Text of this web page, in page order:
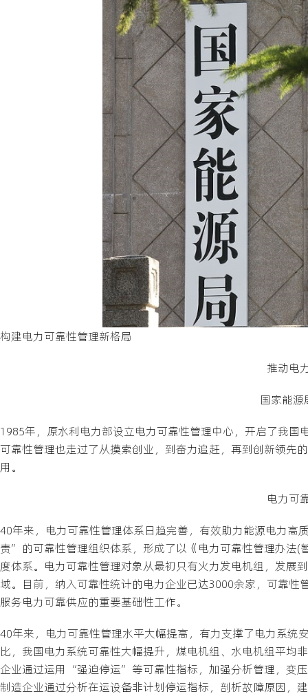
构建电力可靠性管理新格局
推动电
国家能
1985年，原水利电力部设立电力可靠性管理中心，开启了我
可靠性管理也走过了从摸索创业，到奋力追赶，再到创新领先
用。
电力可
40年来，电力可靠性管理体系日趋完善，有效助力能源电力
责”的可靠性管理组织体系，形成了以《电力可靠性管理办法(
度体系。电力可靠性管理对象从最初只有火力发电机组，发展
域。目前，纳入可靠性统计的电力企业已达3000余家，可靠
服务电力可靠供应的重要基础性工作。
40年来，电力可靠性管理水平大幅提高，有力支撑了电力系
比，我国电力系统可靠性大幅提升，煤电机组、水电机组平均
企业通过运用“强迫停运”等可靠性指标，加强分析管理，变
制造企业通过分析在运设备非计划停运指标，剖析故障原因，